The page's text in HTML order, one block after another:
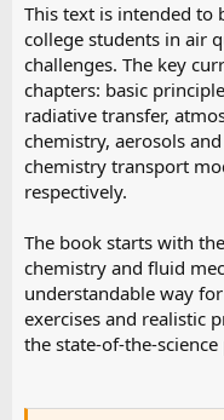
This text is intended to
college students in air
challenges. The key
chapters: basic
radiative transfer,
chemistry, aerosols
chemistry transport
respectively.
The book starts with
chemistry and fluid
understandable way
exercises and realistic
the state-of-the-